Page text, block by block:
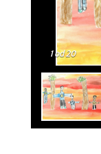
1od 20